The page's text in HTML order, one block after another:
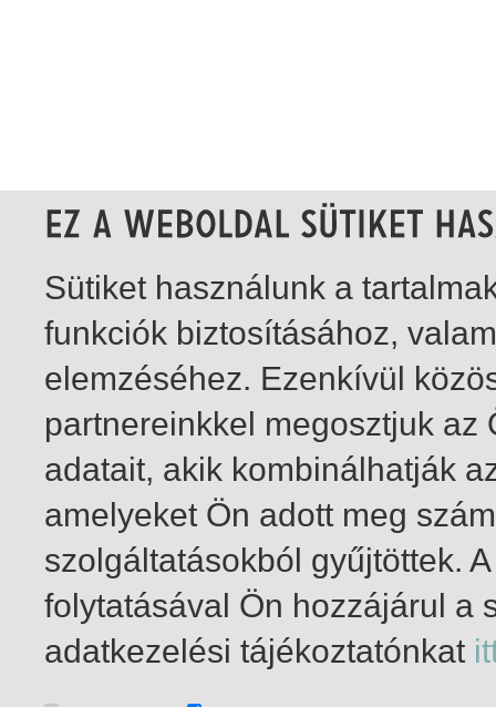
1-2 / insgesamt 2 Treffer
Sütiket használunk a
funkciók biztosításához,
elemzéséhez. Ezenkívül
partnereinkkel megosztjuk
adatait, akik kombinálhatják
amelyeket Ön adott meg
szolgáltatásokból gyűjtöttek.
folytatásával Ön hozzájárul a
adatkezelési tájékoztatónkat